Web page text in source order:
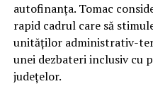
autofinanța. Tomac
rapid cadrul care să
unităților administrativ-
unei dezbateri inclusiv cu
județelor.